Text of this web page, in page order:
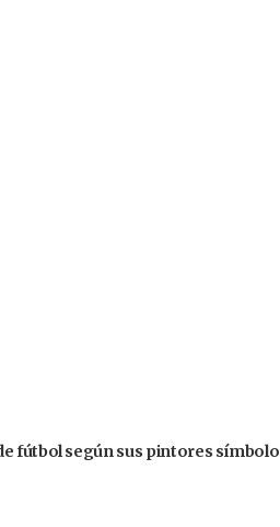
fútbol según sus pintores símbolo